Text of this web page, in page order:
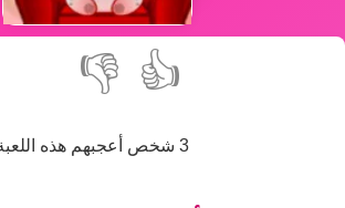
👍
👎
3 شخص أعجبهم هذه اللعبة، انضم إليهم!